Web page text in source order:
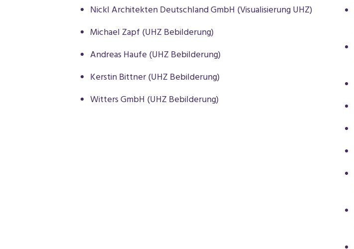
Nickl Architekten Deutschland GmbH (Visualisierung UHZ)
Michael Zapf (UHZ Bebilderung)
Andreas Haufe (UHZ Bebilderung)
Kerstin Bittner (UHZ Bebilderung)
Witters GmbH (UHZ Bebilderung)